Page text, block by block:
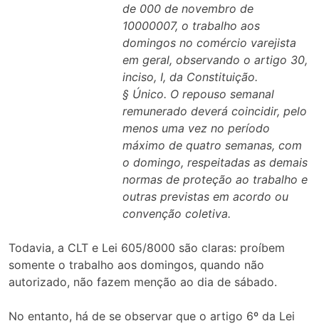
de 000 de novembro de
10000007, o trabalho aos
domingos no comércio varejista
em geral, observando o artigo 30,
inciso, I, da Constituição.
§ Único. O repouso semanal
remunerado deverá coincidir, pelo
menos uma vez no período
máximo de quatro semanas, com
o domingo, respeitadas as demais
normas de proteção ao trabalho e
outras previstas em acordo ou
convenção coletiva.
Todavia, a CLT e Lei 605/8000 são claras: proíbem
somente o trabalho aos domingos, quando não
autorizado, não fazem menção ao dia de sábado.
No entanto, há de se observar que o artigo 6º da Lei